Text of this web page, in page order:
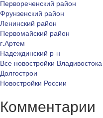
Первореченский район
Фрунзенский район
Ленинский район
Первомайский район
г.Артем
Надеждинский р-н
Все новостройки Владивостока
Долгострои
Новостройки России
Комментарии